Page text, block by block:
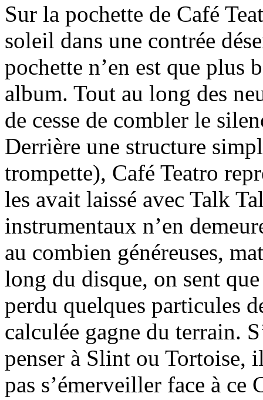
Sur la pochette de Café
soleil dans une contrée
pochette n’en est que plus
album. Tout au long des
de cesse de combler le
Derrière une structure
trompette), Café Teatro
les avait laissé avec Talk
instrumentaux n’en
au combien généreuses,
long du disque, on sent
perdu quelques particules
calculée gagne du terrain.
penser à Slint ou Tortoise,
pas s’émerveiller face à ce